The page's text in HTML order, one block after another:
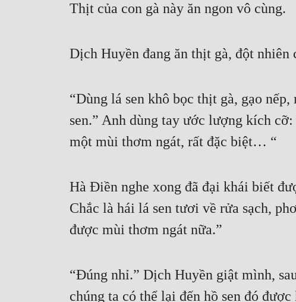
Thịt của con gà này ăn ngon vô cùng.
Dịch Huyền đang ăn thịt gà, đột
“Dùng lá sen khô bọc thịt gà, gạo
sen.” Anh dùng tay ước lượng kích
một mùi thơm ngát, rất đặc biệt… “
Hà Điền nghe xong đã đại khái biết
Chắc là hái lá sen tươi về rửa sạch,
được mùi thơm ngát nữa.”
“Đúng nhỉ.” Dịch Huyền giật mình,
chúng ta có thể lại đến hồ sen đó